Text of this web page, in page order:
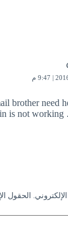
brother need
is not
الحقول